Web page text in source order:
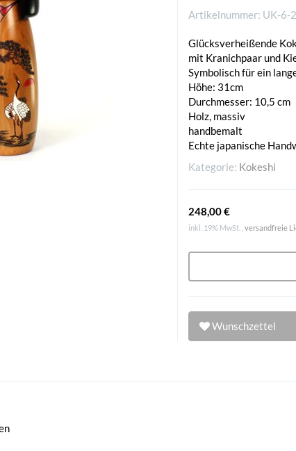
Artikelnummer: UK-6-
Glücksverheißende
mit Kranichpaar und
Symbolisch für ein
Höhe: 31cm
Durchmesser: 10,5 cm
Holz, massiv
handbemalt
Echte japanische
Kategorie: Kokeshi
248,00 €
inkl. 19% MwSt. , versandfreie
Wunschzettel